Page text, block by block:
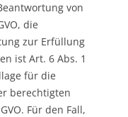
von
die
zur Erfüllung
ist Art. 6 Abs. 1
für die
berechtigten
Für den Fall,